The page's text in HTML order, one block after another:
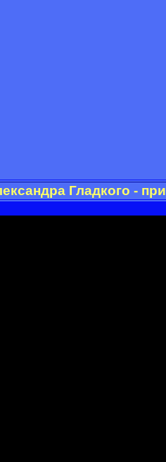
Гладкого -